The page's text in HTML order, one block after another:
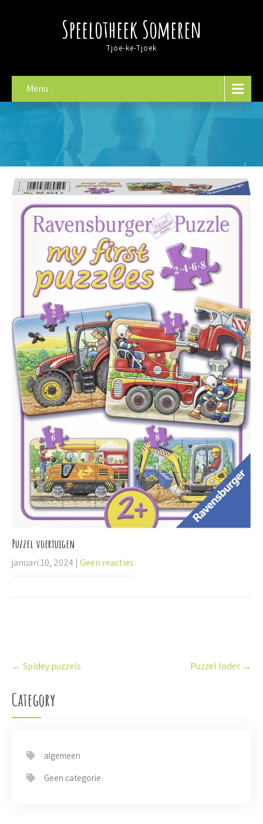
Speelotheek Someren
Tjoe-ke-Tjoek
Menu
Puzzel voertuigen
januari 10, 2024 | Geen reacties
o
t
n
a
← Spidey puzzels Puzzel loder →
Category
algemeen
Geen categorie